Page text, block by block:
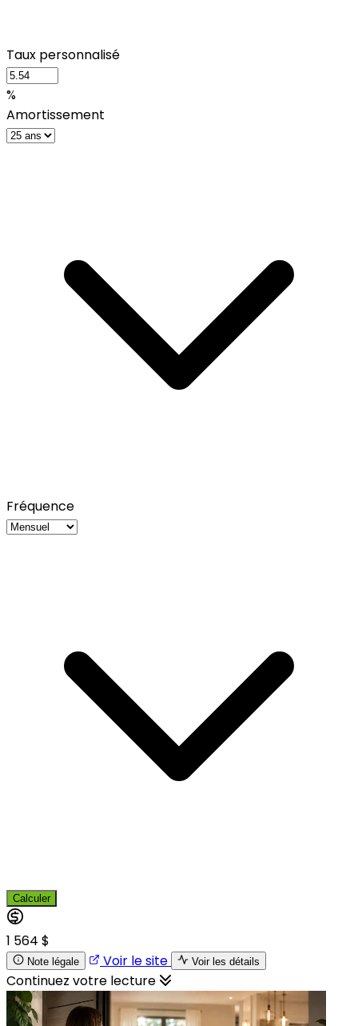
Taux personnalisé
%
Amortissement
Fréquence
Calculer
1 564 $
Note légale Voir le site Voir les détails
Continuez votre lecture